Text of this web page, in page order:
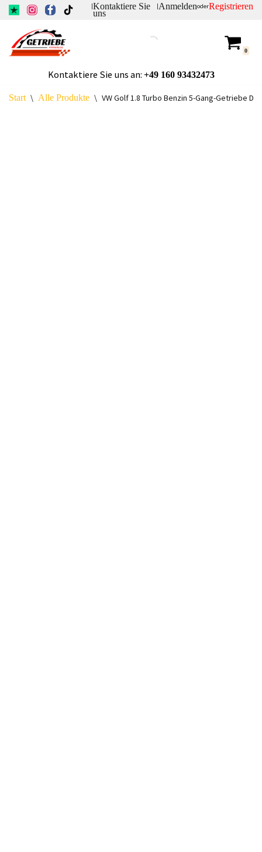
Inhalt
springen
|Kontaktiere Sie
uns
|AnmeldenoderRegistrieren
0
Kontaktiere Sie uns an: +49160 93432473
Start \ Alle Produkte \ VW Golf 1.8 Turbo Benzin 5-Gang-Getriebe DTK